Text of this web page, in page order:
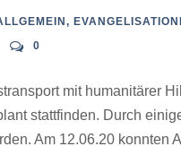
,
0
mit humanitärer
stattfinden. Durch
Am 12.06.20 konnten